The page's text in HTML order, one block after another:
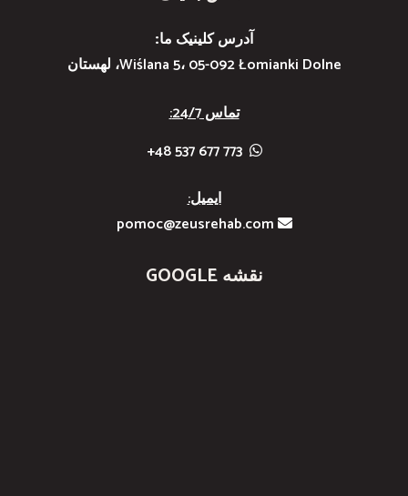
آدرس کلینیک ما:
Wiślana 5، 05-092 Łomianki Dolne، لهستان
تماس 24/7:
773 677 537 48+
ایمیل:
نقشه GOOGLE